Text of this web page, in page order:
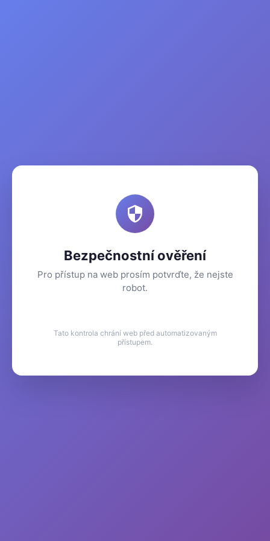
Bezpečnostní ověření
Pro přístup na web prosím potvrďte, že nejste
robot.
Tato kontrola chrání web před automatizovaným
přístupem.